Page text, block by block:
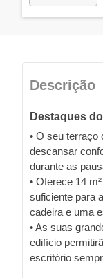
Descrição
Destaques
• O seu terraço
descansar
durante as
• Oferece 14
suficiente para
cadeira e uma
• As suas
edifício
escritório